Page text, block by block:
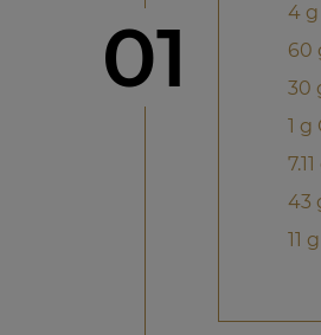
Step
01
4 g
60
30
1 g
43
11